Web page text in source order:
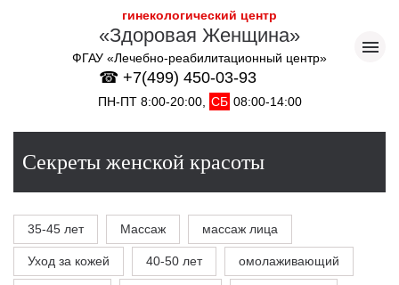
гинекологический центр
«Здоровая Женщина»
ФГАУ «Лечебно-реабилитационный центр»
☎ +7(499) 450-03-93
ПН-ПТ 8:00-20:00, СБ 08:00-14:00
Секреты женской красоты
35-45 лет Массаж массаж лица
Уход за кожей 40-50 лет омолаживающий